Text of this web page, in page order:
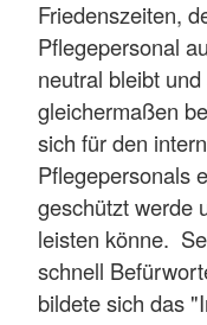
Friedenszeiten,
Pflegepersonal
neutral bleibt
gleichermaßen
sich für den
Pflegepersonals
geschützt werde
leisten könne.
schnell
bildete sich das